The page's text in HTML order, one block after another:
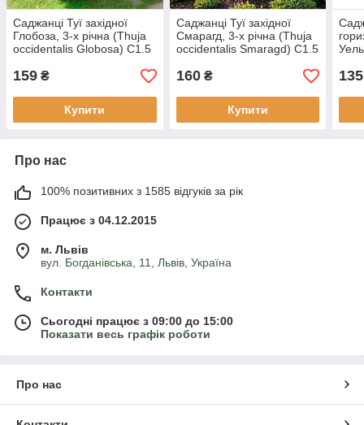
Саджанці Туї західної
Глобоза, 3-х річна (Thuja
occidentalis Globosa) С1.5
159 ₴
Купити
Саджанці Туї західної
Смарагд, 3-х річна (Thuja
occidentalis Smaragd) С1.5
160₴
Купити
135
Про нас
100% позитивних з 1585 відгуків за рік
Працює з 04.12.2015
м. Львів
вул. Богданівська, 11, Львів, Україна
Контакти
Сьогодні працює з 09:00 до 15:00
Показати весь графік роботи
Про нас